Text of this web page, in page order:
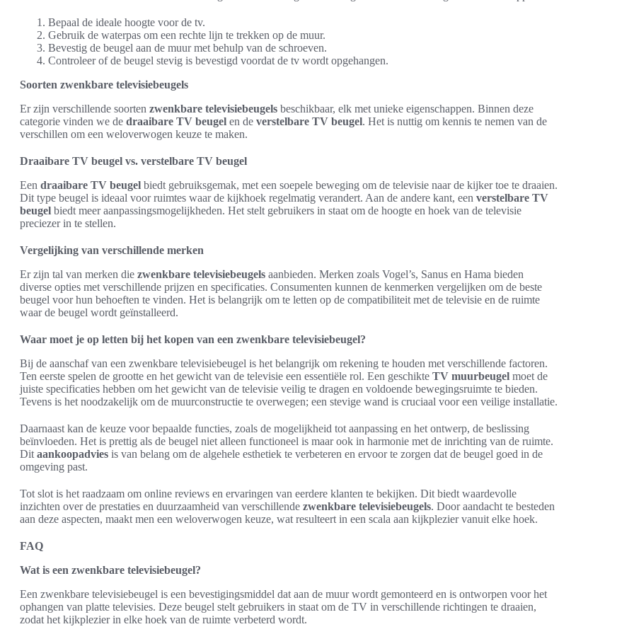
Bepaal de ideale hoogte voor de tv.
Gebruik de waterpas om een rechte lijn te trekken op de muur.
Bevestig de beugel aan de muur met behulp van de schroeven.
Controleer of de beugel stevig is bevestigd voordat de tv wordt opgehangen.
Soorten zwenkbare televisiebeugels
Er zijn verschillende soorten zwenkbare televisiebeugels beschikbaar, elk met unieke eigenschappen. Binnen deze
categorie vinden we de draaibare TV beugel en de verstelbare TV beugel. Het is nuttig om kennis te nemen van de
verschillen om een weloverwogen keuze te maken.
Draaibare TV beugel vs. verstelbare TV beugel
Een draaibare TV beugel biedt gebruiksgemak, met een soepele beweging om de televisie naar de kijker toe te draaien.
Dit type beugel is ideaal voor ruimtes waar de kijkhoek regelmatig verandert. Aan de andere kant, een verstelbare TV
beugel biedt meer aanpassingsmogelijkheden. Het stelt gebruikers in staat om de hoogte en hoek van de televisie
preciezer in te stellen.
Vergelijking van verschillende merken
Er zijn tal van merken die zwenkbare televisiebeugels aanbieden. Merken zoals Vogel’s, Sanus en Hama bieden
diverse opties met verschillende prijzen en specificaties. Consumenten kunnen de kenmerken vergelijken om de beste
beugel voor hun behoeften te vinden. Het is belangrijk om te letten op de compatibiliteit met de televisie en de ruimte
waar de beugel wordt geïnstalleerd.
Waar moet je op letten bij het kopen van een zwenkbare televisiebeugel?
Bij de aanschaf van een zwenkbare televisiebeugel is het belangrijk om rekening te houden met verschillende factoren.
Ten eerste spelen de grootte en het gewicht van de televisie een essentiële rol. Een geschikte TV muurbeugel moet de
juiste specificaties hebben om het gewicht van de televisie veilig te dragen en voldoende bewegingsruimte te bieden.
Tevens is het noodzakelijk om de muurconstructie te overwegen; een stevige wand is cruciaal voor een veilige installatie.
Daarnaast kan de keuze voor bepaalde functies, zoals de mogelijkheid tot aanpassing en het ontwerp, de beslissing
beïnvloeden. Het is prettig als de beugel niet alleen functioneel is maar ook in harmonie met de inrichting van de ruimte.
Dit aankoopadvies is van belang om de algehele esthetiek te verbeteren en ervoor te zorgen dat de beugel goed in de
omgeving past.
Tot slot is het raadzaam om online reviews en ervaringen van eerdere klanten te bekijken. Dit biedt waardevolle
inzichten over de prestaties en duurzaamheid van verschillende zwenkbare televisiebeugels. Door aandacht te besteden
aan deze aspecten, maakt men een weloverwogen keuze, wat resulteert in een scala aan kijkplezier vanuit elke hoek.
FAQ
Wat is een zwenkbare televisiebeugel?
Een zwenkbare televisiebeugel is een bevestigingsmiddel dat aan de muur wordt gemonteerd en is ontworpen voor het
ophangen van platte televisies. Deze beugel stelt gebruikers in staat om de TV in verschillende richtingen te draaien,
zodat het kijkplezier in elke hoek van de ruimte verbeterd wordt.